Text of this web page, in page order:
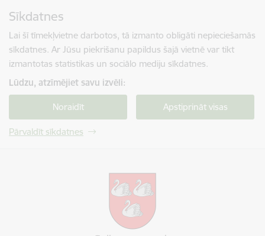
Sīkdatnes
Lai šī tīmekļvietne darbotos, tā izmanto obligāti nepieciešamās
sīkdatnes. Ar Jūsu piekrišanu papildus šajā vietnē var tikt
izmantotas statistikas un sociālo mediju sīkdatnes.
Lūdzu, atzīmējiet savu izvēli:
Noraidīt Apstiprināt visas
Pārvaldīt sīkdatnes